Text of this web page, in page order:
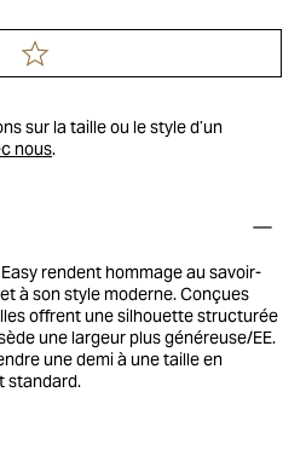
sur la taille ou le style d’un
nous.
rendent hommage au savoir-
à son style moderne. Conçues
offrent une silhouette structurée
une largeur plus généreuse/EE.
une demi à une taille en
standard.